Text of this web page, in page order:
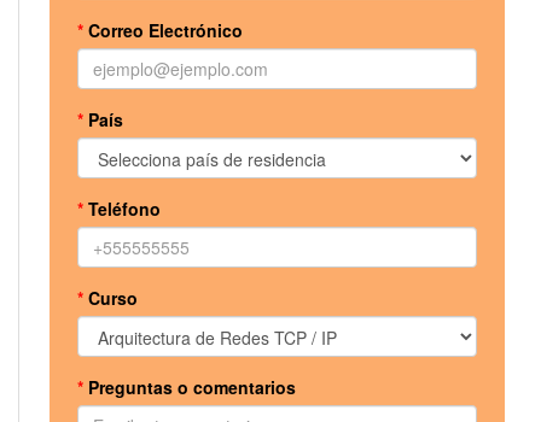
*Correo Electrónico
*País
*Teléfono
*Curso
*Preguntas o comentarios